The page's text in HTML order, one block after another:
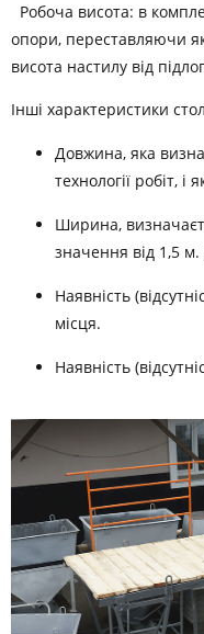
Робоча висота: в
опори, переставляючи
висота настилу від
Інші характеристики
Довжина, яка
технології робіт,
Ширина,
значення від 1,5
Наявність
місця.
Наявність